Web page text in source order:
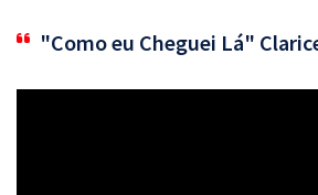
"Como eu Cheguei Lá"